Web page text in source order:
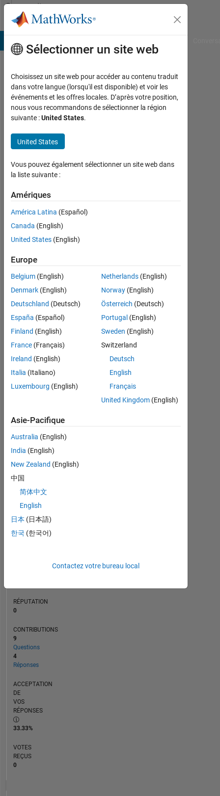
Passer au contenu
Community
Profile
Liwei
Last
seen:
5
jours
il y a
Actif
depuis
0
Following:
Follow
Message
Tableau de bord
Statistiques
MATLAB Answers
CONTRIBUTIONS 4
06/22
12/22
06/23
12/23
06/24
12/24
06/25
06/26
RANG
RÉPUTATION
0
CONTRIBUTIONS
9
Questions
4
Réponses
ACCEPTATION
DE
VOS
RÉPONSES
33.33%
VOTES
REÇUS
0
Sélectionner un site web
Choisissez un site web pour accéder au contenu traduit
dans votre langue (lorsqu'il est disponible) et voir les
événements et les offres locales. D’après votre position,
nous vous recommandons de sélectionner la région
suivante :United States.
United States
Vous pouvez également sélectionner un site web dans
la liste suivante :
Amériques
América Latina (Español)
Canada (English)
United States (English)
Europe
Belgium (English)
Denmark (English)
Deutschland (Deutsch)
España (Español)
Finland (English)
France (Français)
Ireland (English)
Italia (Italiano)
Luxembourg (English)
Netherlands(English)
Norway(English)
Österreich (Deutsch)
Portugal (English)
Sweden (English)
Switzerland
Deutsch
English
Français
United Kingdom(English)
Asie-Pacifique
Australia (English)
India (English)
New Zealand (English)
中国
简体中文
English
日本 (日本語)
한국 (한국어)
Contactez votre bureau local